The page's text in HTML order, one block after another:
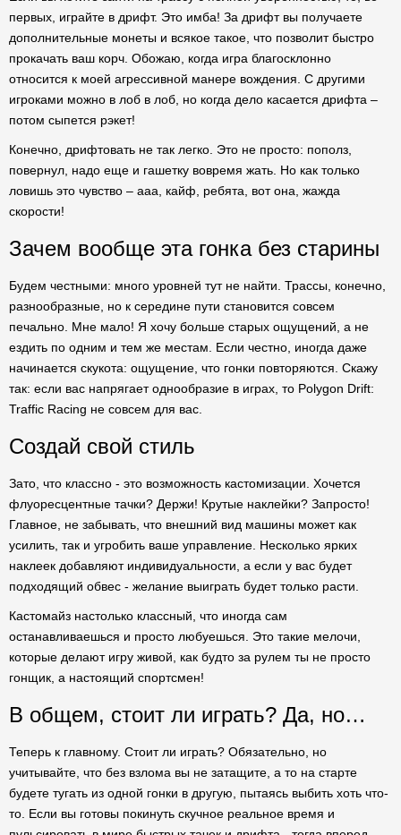
первых, играйте в дрифт. Это имба! За дрифт вы получаете
дополнительные монеты и всякое такое, что позволит быстро
прокачать ваш корч. Обожаю, когда игра благосклонно
относится к моей агрессивной манере вождения. С другими
игроками можно в лоб в лоб, но когда дело касается дрифта –
потом сыпется рэкет!
Конечно, дрифтовать не так легко. Это не просто: пополз,
повернул, надо еще и гашетку вовремя жать. Но как только
ловишь это чувство – ааа, кайф, ребята, вот она, жажда
скорости!
Зачем вообще эта гонка без старины
Будем честными: много уровней тут не найти. Трассы, конечно,
разнообразные, но к середине пути становится совсем
печально. Мне мало! Я хочу больше старых ощущений, а не
ездить по одним и тем же местам. Если честно, иногда даже
начинается скукота: ощущение, что гонки повторяются. Скажу
так: если вас напрягает однообразие в играх, то Polygon Drift:
Traffic Racing не совсем для вас.
Создай свой стиль
Зато, что классно - это возможность кастомизации. Хочется
флуоресцентные тачки? Держи! Крутые наклейки? Запросто!
Главное, не забывать, что внешний вид машины может как
усилить, так и угробить ваше управление. Несколько ярких
наклеек добавляют индивидуальности, а если у вас будет
подходящий обвес - желание выиграть будет только расти.
Кастомайз настолько классный, что иногда сам
останавливаешься и просто любуешься. Это такие мелочи,
которые делают игру живой, как будто за рулем ты не просто
гонщик, а настоящий спортсмен!
В общем, стоит ли играть? Да, но…
Теперь к главному. Стоит ли играть? Обязательно, но
учитывайте, что без взлома вы не затащите, а то на старте
будете тугать из одной гонки в другую, пытаясь выбить хоть что-
то. Если вы готовы покинуть скучное реальное время и